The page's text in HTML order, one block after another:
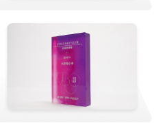
72号204-205室
村街道经十路20600-2号